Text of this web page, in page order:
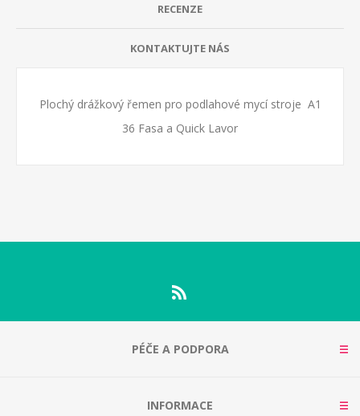
RECENZE
KONTAKTUJTE NÁS
Plochý drážkový řemen pro podlahové mycí stroje A1
36 Fasa a Quick Lavor
PÉČE A PODPORA
INFORMACE